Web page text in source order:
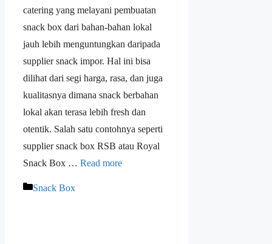
catering yang melayani pembuatan
snack box dari bahan-bahan lokal
jauh lebih menguntungkan daripada
supplier snack impor. Hal ini bisa
dilihat dari segi harga, rasa, dan juga
kualitasnya dimana snack berbahan
lokal akan terasa lebih fresh dan
otentik. Salah satu contohnya seperti
supplier snack box RSB atau Royal
Snack Box … Read more
Snack Box